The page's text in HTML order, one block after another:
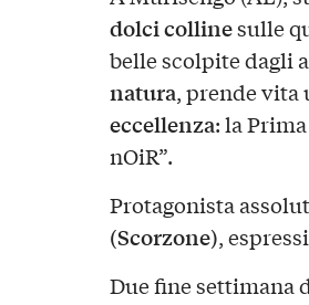
dolci collinesulle
belle scolpite dagli
natura, prende vita
eccellenza: la
nOiR”.
Protagonista
(Scorzone),
Due fine settimana